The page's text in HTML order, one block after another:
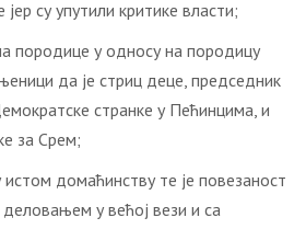
су упутили критике власти;
породице у односу на породицу
да је стриц деце, председник
странке у Пећинцима, и
за Срем;
домаћинству те је повезаност
у већој вези и са